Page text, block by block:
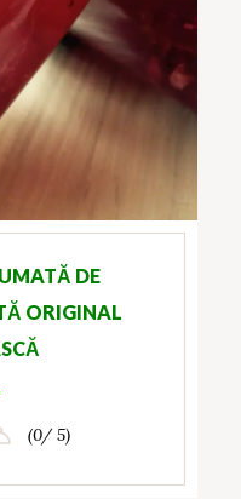
DE
ORIGINAL
(0/ 5)